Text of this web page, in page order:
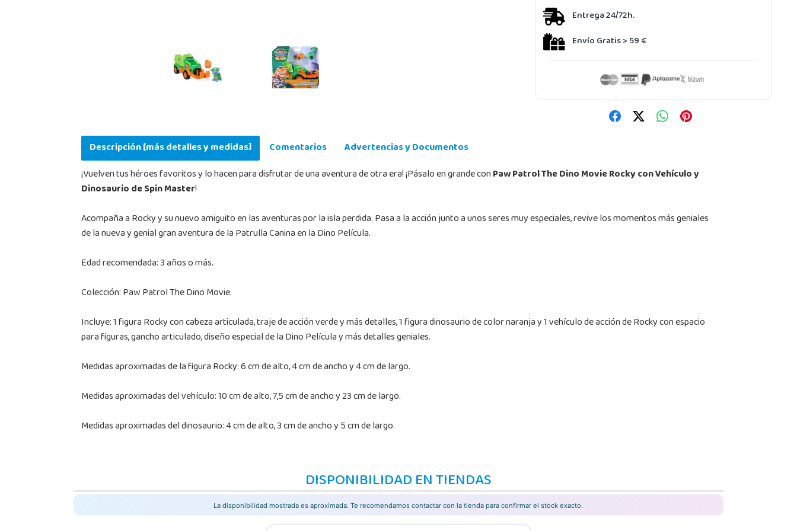
Entrega 24/72h.
Envío Gratis > 59 €
Descripción [más detalles y medidas] Comentarios
Advertencias y Documentos
¡Vuelven tus héroes favoritos y lo hacen para disfrutar de una aventura de otra era! ¡Pásalo en grande conPaw Patrol The Dino Movie Rocky con Vehículo y
Dinosaurio de Spin Master!
Acompaña a Rocky y su nuevo amiguito en las aventuras por la isla perdida. Pasa a la acción junto a unos seres muy especiales, revive los momentos más geniales
de la nueva y genial gran aventura de la Patrulla Canina en la Dino Película.
Edad recomendada: 3 años o más.
Colección: Paw Patrol The Dino Movie.
Incluye: 1 figura Rocky con cabeza articulada, traje de acción verde y más detalles, 1 figura dinosaurio de color naranja y 1 vehículo de acción de Rocky con espacio
para figuras, gancho articulado, diseño especial de la Dino Película y más detalles geniales.
Medidas aproximadas de la figura Rocky: 6 cm de alto, 4 cm de ancho y 4 cm de largo.
Medidas aproximadas del vehículo: 10 cm de alto, 7,5 cm de ancho y 23 cm de largo.
Medidas aproximadas del dinosaurio: 4 cm de alto, 3 cm de ancho y 5 cm de largo.
DISPONIBILIDAD EN TIENDAS
La disponibilidad mostrada es aproximada. Te recomendamos contactar con la tienda para confirmar el stock exacto.